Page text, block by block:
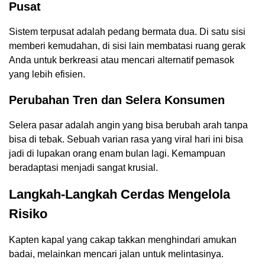
Pusat
Sistem terpusat adalah pedang bermata dua. Di satu sisi
memberi kemudahan, di sisi lain membatasi ruang gerak
Anda untuk berkreasi atau mencari alternatif pemasok
yang lebih efisien.
Perubahan Tren dan Selera Konsumen
Selera pasar adalah angin yang bisa berubah arah tanpa
bisa di tebak. Sebuah varian rasa yang viral hari ini bisa
jadi di lupakan orang enam bulan lagi. Kemampuan
beradaptasi menjadi sangat krusial.
Langkah-Langkah Cerdas Mengelola
Risiko
Kapten kapal yang cakap takkan menghindari amukan
badai, melainkan mencari jalan untuk melintasinya.